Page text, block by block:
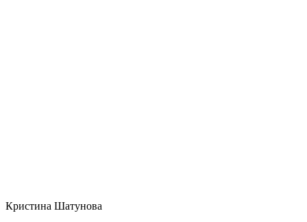
Кристина Шатунова